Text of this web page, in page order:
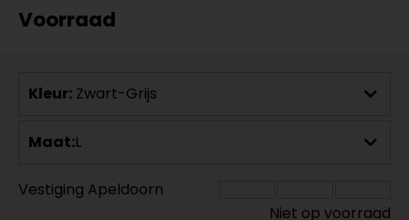
Voorraad
Kleur: Zwart-Grijs
Maat:L
Vestiging Apeldoorn
Niet op voorraad